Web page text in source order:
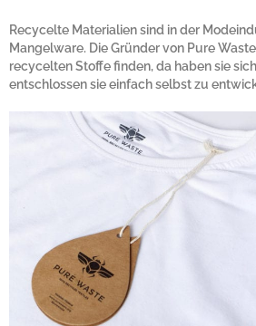
Recycelte Materialien sind in der
Mangelware. Die Gründer von Pure
recycelten Stoffe finden, da haben sie
entschlossen sie einfach selbst zu